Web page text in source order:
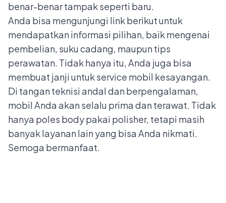
benar-benar tampak seperti baru.
Anda bisa mengunjungi link berikut untuk
mendapatkan informasi pilihan, baik mengenai
pembelian, suku cadang, maupun tips
perawatan. Tidak hanya itu, Anda juga bisa
membuat janji untuk service mobil kesayangan.
Di tangan teknisi andal dan berpengalaman,
mobil Anda akan selalu prima dan terawat. Tidak
hanya poles body pakai polisher, tetapi masih
banyak layanan lain yang bisa Anda nikmati.
Semoga bermanfaat.